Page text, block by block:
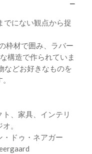
でにない観点から捉
枠材で囲み、ラバー
構造で作られていま
などお好きなものを
、家具、インテリ
。
ドゥ・ネアガー